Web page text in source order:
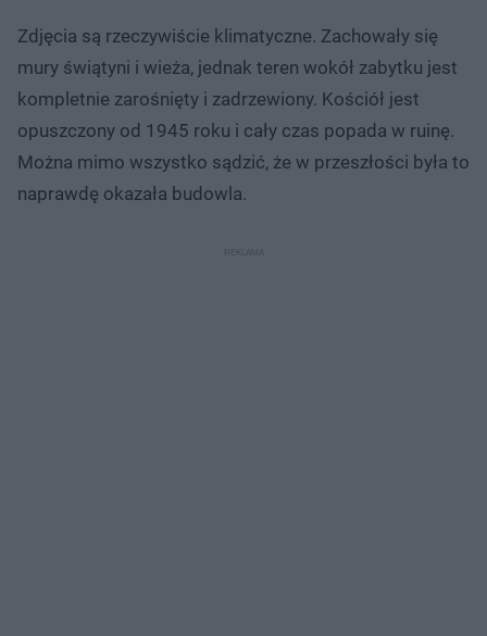
Zdjęcia są rzeczywiście klimatyczne. Zachowały się
mury świątyni i wieża, jednak teren wokół zabytku jest
kompletnie zarośnięty i zadrzewiony. Kościół jest
opuszczony od 1945 roku i cały czas popada w ruinę.
Można mimo wszystko sądzić, że w przeszłości była to
naprawdę okazała budowla.